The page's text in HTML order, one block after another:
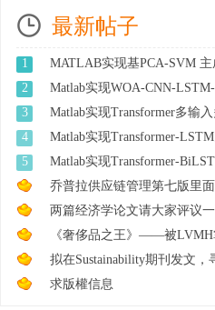
最新帖子
1
MATLAB实现基PCA-SVM
（PCA） ...
2
Matlab实现WOA-CNN-
鱼算法（ ...
3
Matlab实现Transformer多输
测 ...
4
Matlab实现Transformer-
间 ...
5
Matlab实现Transformer-
回 ...
乔普拉供应链管理第七版里
e ...
两篇经济学论文请大家评议
轮 ...
《奢侈品之王》——被LVMH
尔诺 ...
拟在Sustainability期刊发文，
...
求版權信息